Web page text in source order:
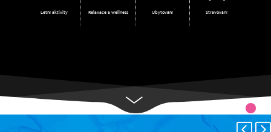
Letní aktivity Relaxace a wellness Ubytování Stravování